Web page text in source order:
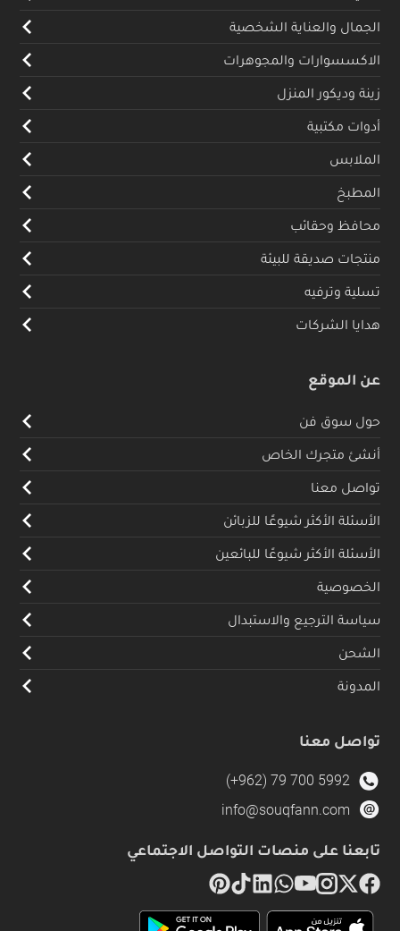
الجمال والعناية الشخصية
الاكسسوارات والمجوهرات
زينة وديكور المنزل
أدوات مكتبية
الملابس
المطبخ
محافظ وحقائب
منتجات صديقة للبيئة
تسلية وترفيه
هدايا الشركات
عن الموقع
حول سوق فن
أنشئ متجرك الخاص
تواصل معنا
الأسئلة الأكثر شيوعًا للزبائن
الأسئلة الأكثر شيوعًا للبائعين
الخصوصية
سياسة الترجيع والاستبدال
الشحن
المدونة
تواصل معنا
(+962) 79 700 5992
info@souqfann.com
تابعنا على منصات التواصل الاجتماعي